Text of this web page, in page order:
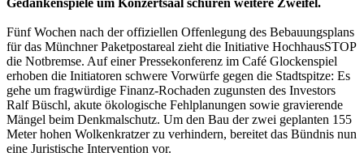
Fünf Wochen nach der offiziellen Offenlegung des Bebauungsplans
für das Münchner Paketpostareal zieht die Initiative HochhausSTOP
die Notbremse. Auf einer Pressekonferenz im Café Glockenspiel
erhoben die Initiatoren schwere Vorwürfe gegen die Stadtspitze: Es
gehe um fragwürdige Finanz-Rochaden zugunsten des Investors
Ralf Büschl, akute ökologische Fehlplanungen sowie gravierende
Mängel beim Denkmalschutz. Um den Bau der zwei geplanten 155
Meter hohen Wolkenkratzer zu verhindern, bereitet das Bündnis nun
eine Juristische Intervention vor.